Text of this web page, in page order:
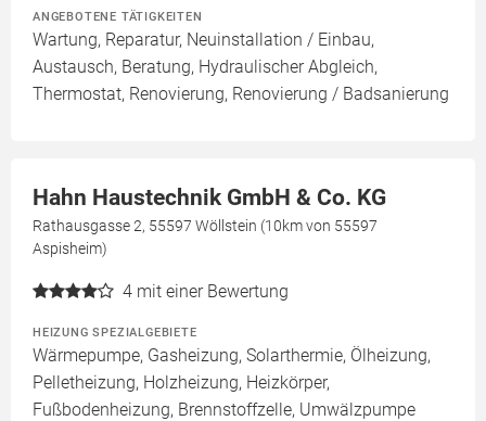
ANGEBOTENE TÄTIGKEITEN
Wartung, Reparatur, Neuinstallation / Einbau,
Austausch, Beratung, Hydraulischer Abgleich,
Thermostat, Renovierung, Renovierung / Badsanierung
Hahn Haustechnik GmbH & Co. KG
Rathausgasse 2, 55597 Wöllstein (10km von 55597
Aspisheim)
4 mit einer Bewertung
HEIZUNG SPEZIALGEBIETE
Wärmepumpe, Gasheizung, Solarthermie, Ölheizung,
Pelletheizung, Holzheizung, Heizkörper,
Fußbodenheizung, Brennstoffzelle, Umwälzpumpe